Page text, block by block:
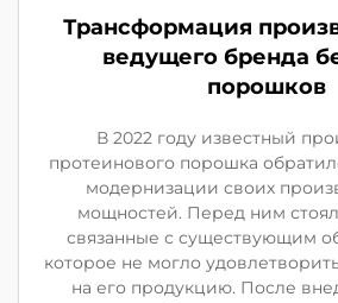
Трансформация
ведущего бренда
порошков
В 2022 году известный
протеинового порошка
модернизации своих
мощностей. Перед ним
связанные с существующим
которое не могло
на его продукцию. После